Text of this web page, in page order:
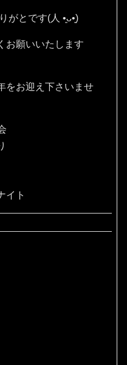
がとです(⁠人⁠ ⁠•͈⁠ᴗ⁠•͈⁠)
お願いいたします
をお迎え下さいませ
イト